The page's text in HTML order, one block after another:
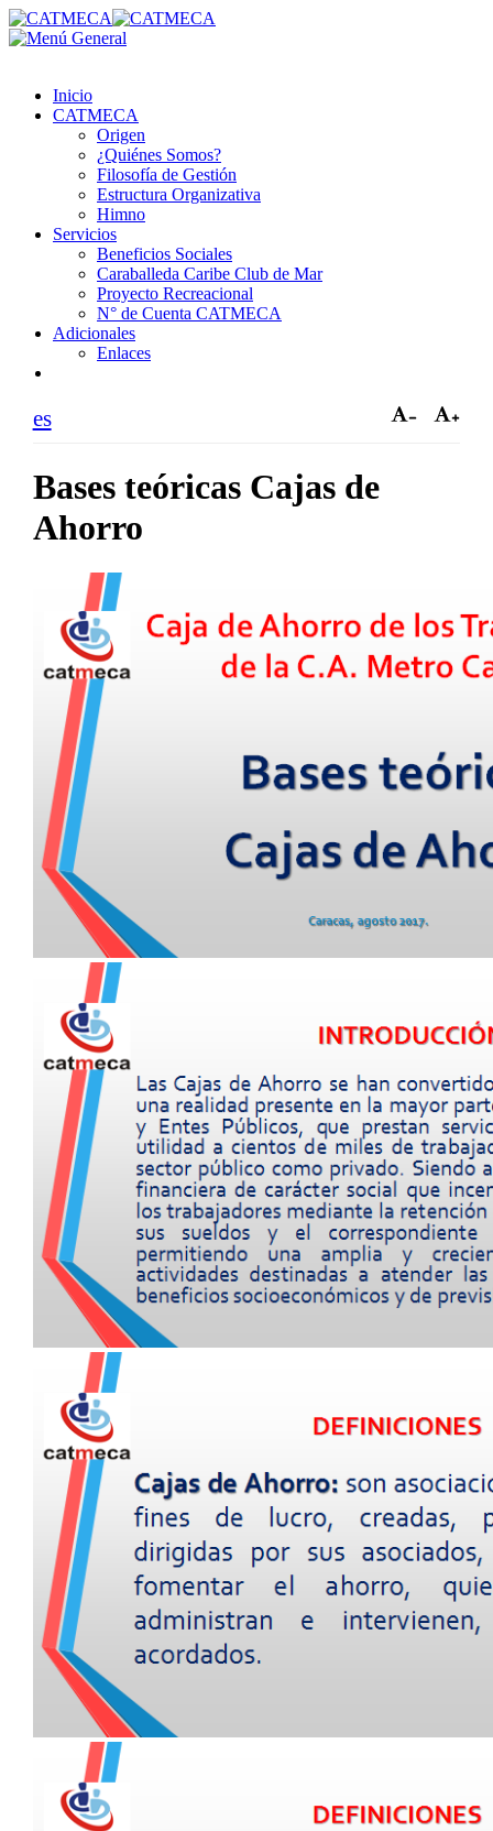
Inicio
CATMECA
Origen
¿Quiénes Somos?
Filosofía de Gestión
Estructura Organizativa
Himno
Servicios
Beneficios Sociales
Caraballeda Caribe Club de Mar
Proyecto Recreacional
N° de Cuenta CATMECA
Adicionales
Enlaces
es
Bases teóricas Cajas de
Ahorro